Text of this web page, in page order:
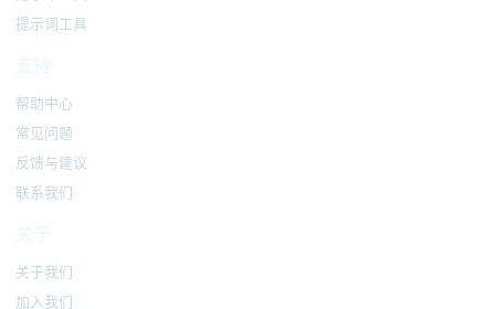
提示词工具
帮助中心
常见问题
反馈与建议
联系我们
关于我们
加入我们